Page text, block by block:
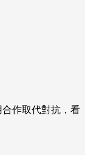
作取代對抗，看